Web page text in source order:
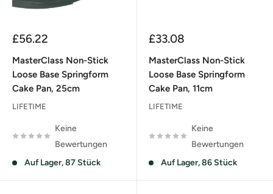
Sonderpreis
£56.22
MasterClass Non-Stick
Loose Base Springform
Cake Pan, 25cm
LIFETIME
Keine
Bewertungen
Auf Lager, 87 Stück
Sonderpreis
£33.08
MasterClass Non-Stick
Loose Base Springform
Cake Pan, 11cm
LIFETIME
Keine
Bewertungen
Auf Lager, 86 Stück